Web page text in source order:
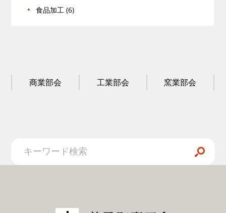
食品加工 (6)
商業部会 工業部会 窯業部会